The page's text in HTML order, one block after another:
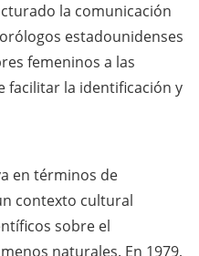
la comunicación
estadounidenses
femeninos a las
facilitar la identificación y
en términos de
contexto cultural
sobre el
naturales. En 1979,